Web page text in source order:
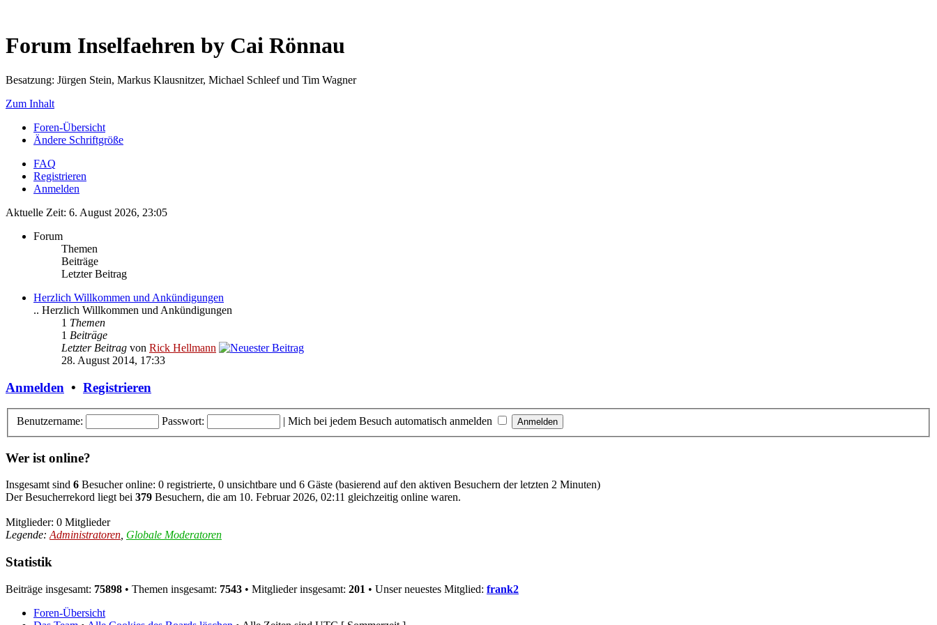
Forum Inselfaehren by Cai Rönnau
Besatzung: Jürgen Stein, Markus Klausnitzer, Michael Schleef und Tim Wagner
Zum Inhalt
Foren-Übersicht
Ändere Schriftgröße
FAQ
Registrieren
Anmelden
Aktuelle Zeit: 6. August 2026, 23:05
Forum
Themen
Beiträge
Letzter Beitrag
Herzlich Willkommen und Ankündigungen
.. Herzlich Willkommen und Ankündigungen
1 Themen
1 Beiträge
Letzter Beitrag von Rick Hellmann
28. August 2014, 17:33
Anmelden • Registrieren
Benutzername: Passwort: | Mich bei jedem Besuch automatisch anmelden
Wer ist online?
Insgesamt sind 6 Besucher online: 0 registrierte, 0 unsichtbare und 6 Gäste (basierend auf den aktiven Besuchern der letzten 2 Minuten)
Der Besucherrekord liegt bei 379 Besuchern, die am 10. Februar 2026, 02:11 gleichzeitig online waren.
Mitglieder: 0 Mitglieder
Legende: Administratoren Globale Moderatoren
Statistik
Beiträge insgesamt: 75898 • Themen insgesamt: 7543 • Mitglieder insgesamt: 201 • Unser neuestes Mitglied: frank2
Foren-Übersicht